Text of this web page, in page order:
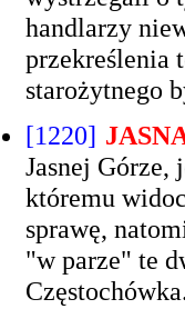
handlarzy
przekreślenia
starożytnego
[1220]
Jasnej Górze,
któremu
sprawę,
"w parze" te